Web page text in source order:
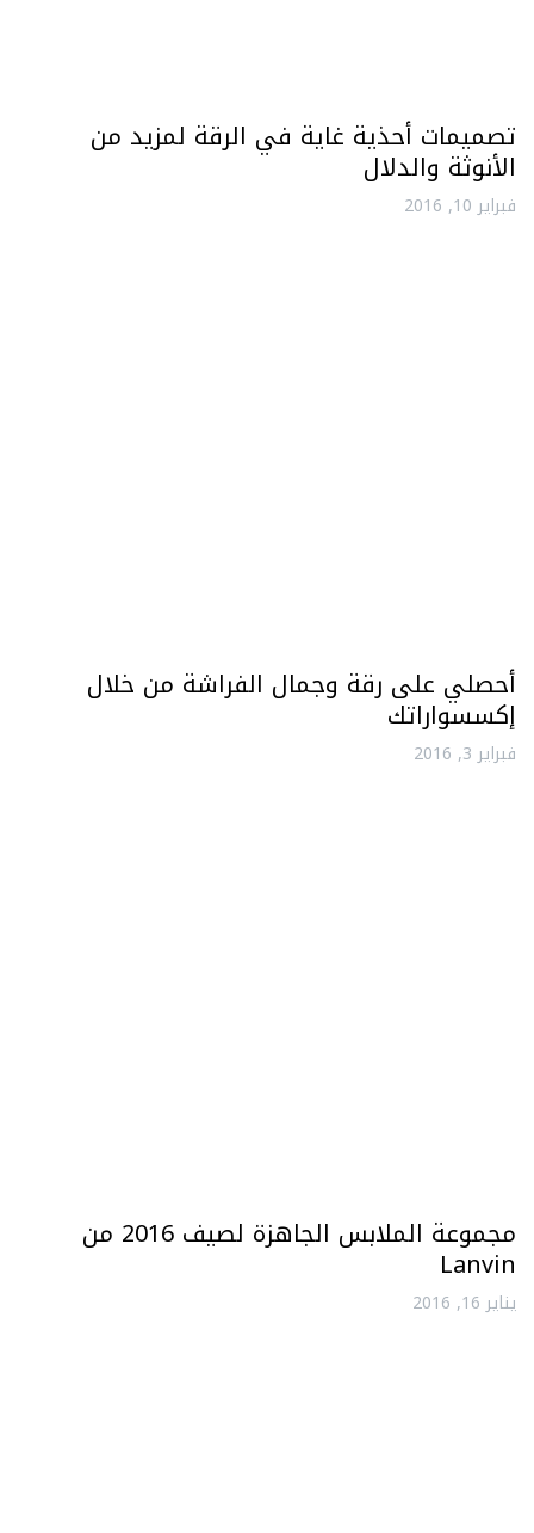
تصميمات أحذية غاية في الرقة لمزيد من
الأنوثة والدلال
فبراير 10, 2016
أحصلي على رقة وجمال الفراشة من خلال
إكسسواراتك
فبراير 3, 2016
مجموعة الملابس الجاهزة لصيف 2016 من
Lanvin
يناير 16, 2016